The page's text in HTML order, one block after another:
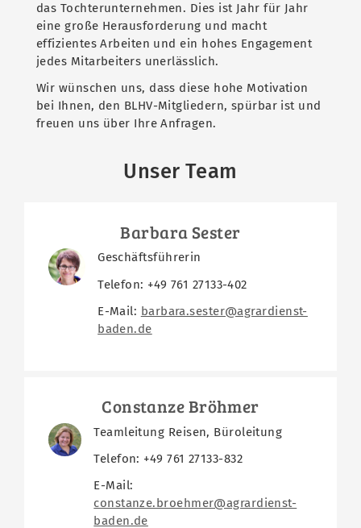
das Tochterunternehmen. Dies ist Jahr für Jahr
eine große Herausforderung und macht
effizientes Arbeiten und ein hohes Engagement
jedes Mitarbeiters unerlässlich.
Wir wünschen uns, dass diese hohe Motivation
bei Ihnen, den BLHV-Mitgliedern, spürbar ist und
freuen uns über Ihre Anfragen.
Unser Team
Barbara Sester
Geschäftsführerin
Telefon: +49 761 27133-402
E-Mail: barbara.sester@agrardienst-
baden.de
Constanze Bröhmer
Teamleitung Reisen, Büroleitung
Telefon: +49 761 27133-832
E-Mail:
constanze.broehmer@agrardienst-
baden.de